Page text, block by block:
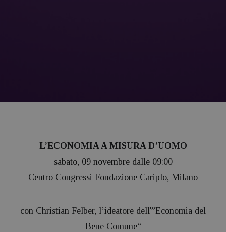
L’ECONOMIA A MISURA D’UOMO
sabato, 09 novembre dalle 09:00
Centro Congressi Fondazione Cariplo, Milano
con Christian Felber, l’ideatore dell'”Economia del
Bene Comune“